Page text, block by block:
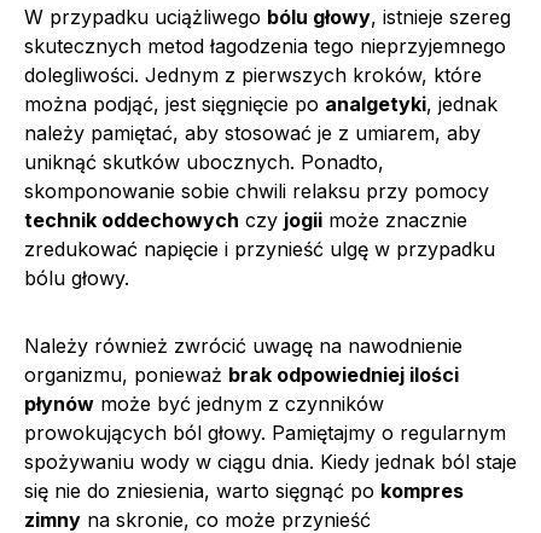
W przypadku uciążliwego bólu głowy, istnieje szereg
skutecznych metod łagodzenia tego nieprzyjemnego
dolegliwości. Jednym z pierwszych kroków, które
można podjąć, jest sięgnięcie po analgetyki, jednak
należy pamiętać, aby stosować je z umiarem, aby
uniknąć skutków ubocznych. Ponadto,
skomponowanie sobie chwili relaksu przy pomocy
technik oddechowych czy jogii może znacznie
zredukować napięcie i przynieść ulgę w przypadku
bólu głowy.
Należy również zwrócić uwagę na nawodnienie
organizmu, ponieważ brak odpowiedniej ilości
płynów może być jednym z czynników
prowokujących ból głowy. Pamiętajmy o regularnym
spożywaniu wody w ciągu dnia. Kiedy jednak ból staje
się nie do zniesienia, warto sięgnąć po kompres
zimny na skronie, co może przynieść